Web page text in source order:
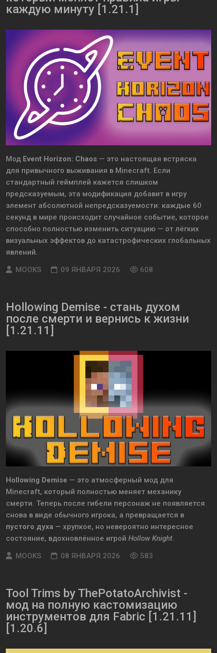
каждую минуту [1.21.1]
Мод Event Horizon: Chaos — это настоящая встряска
для привычного выживания в Minecraft. Если
стандартный геймплей кажется слишком
предсказуемым, эта модификация добавит в игру
элемент абсолютной непредсказуемости: каждые 60
секунд в мире происходит случайное событие, которое
способно полностью изменить ситуацию — от лёгких
визуальных эффектов до катастрофических глобальных
явлений.
MOOKS
09 ЯНВАРЯ 2026 608
Hollowing Demise - стань духом
после смерти и вернись к жизни
[1.21.11]
Hollowing Demise — это атмосферный мод для
Minecraft, который полностью меняет механику
смерти. Теперь после гибели персонаж не появляется
снова в виде обычного игрока, а превращается в
пустого духа — хрупкое, но невероятно интересное
состояние, вдохновлённое игрой Hollow Knight.
MOOKS
08 ЯНВАРЯ 2026 583
Tool Trims by ThePotatoArchivist -
мод на полную кастомизацию
инструментов для Fabric [1.21.11]
[1.20.6]